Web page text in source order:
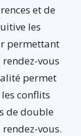
et de
les
permettant
vous
permet
conflits
de double
vous.